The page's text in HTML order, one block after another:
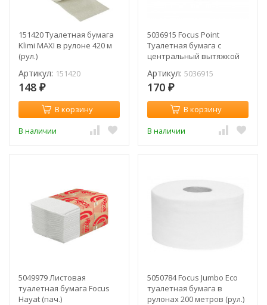
151420 Туалетная бумага
Klimi MAXI в рулоне 420 м
(рул.)
Артикул: 151420
148 ₽
В корзину
В наличии
5036915 Focus Point
Туалетная бумага c
центральный вытяжкой
472193)
Артикул: 5036915
170 ₽
В корзину
В наличии
5049979 Листовая
туалетная бумага Focus
Hayat (пач.)
5050784 Focus Jumbo Eco
туалетная бумага в
рулонах 200 метров (рул.)